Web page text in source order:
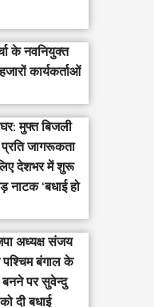
के नवनियुक्त
कार्यकर्ताओं
मुफ्त बिजली
जागरूकता
देशभर में शुरू
‘बधाई हो
अध्यक्ष संजय
पश्चिम बंगाल के
पर सुवेन्दु
दी बधाई